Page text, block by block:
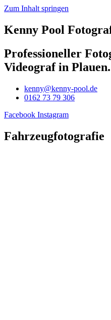
Zum Inhalt springen
Kenny Pool
Professioneller
Videograf in Plauen.
kenny@kenny-pool.de
0162 73 79 306
Facebook Instagram
Fahrzeugfotografie